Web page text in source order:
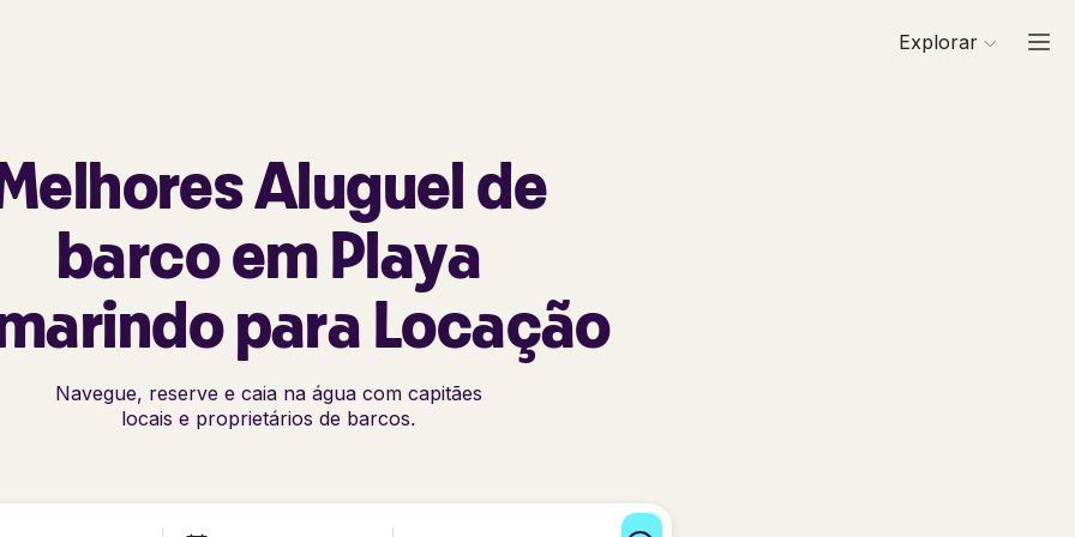
Explorar
Aluguel de
barco em Playa
para Locação
Navegue, reserve e caia na água com capitães
locais e proprietários de barcos.